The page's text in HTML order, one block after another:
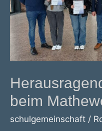
beim
schulgemeinschaft /